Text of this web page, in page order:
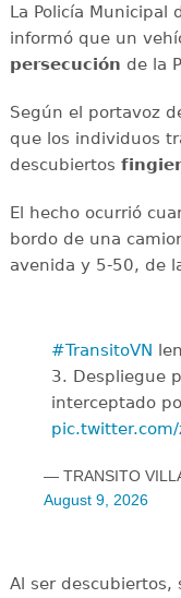
La Policía Municipal
informó que un
persecución de la
Según el portavoz
que los individuos
descubiertos
El hecho ocurrió
bordo de una
avenida y 5-50, de
#TransitoVN
3. Despliegue
interceptado
pic.twitter.com/
— TRANSITO
August 9, 2026
Al ser descubiertos,